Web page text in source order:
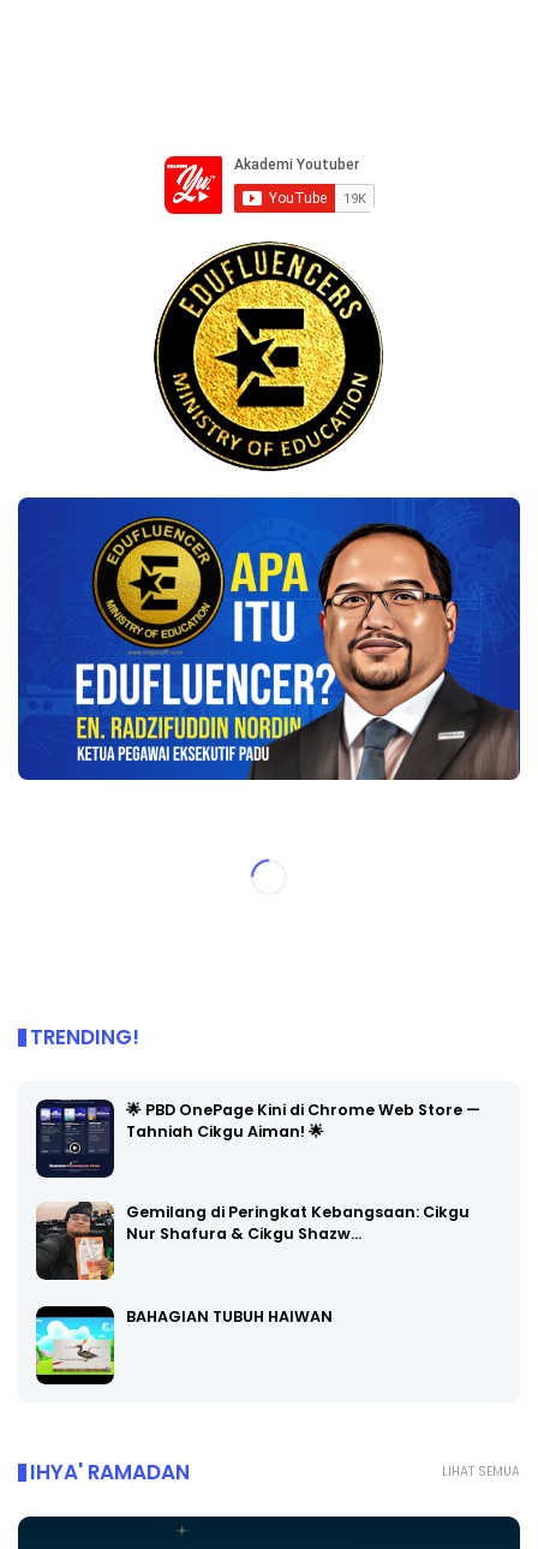
TRENDING!
🌟 PBD OnePage Kini di Chrome Web Store —
Tahniah Cikgu Aiman! 🌟
Gemilang di Peringkat Kebangsaan: Cikgu
Nur Shafura & Cikgu Shazw…
BAHAGIAN TUBUH HAIWAN
LIHAT SEMUA
IHYA' RAMADAN